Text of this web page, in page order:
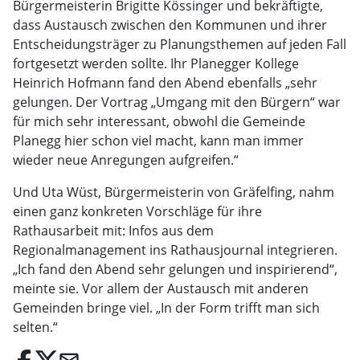
Bürgermeisterin Brigitte Kössinger und bekräftigte,
dass Austausch zwischen den Kommunen und ihrer
Entscheidungsträger zu Planungsthemen auf jeden Fall
fortgesetzt werden sollte. Ihr Planegger Kollege
Heinrich Hofmann fand den Abend ebenfalls „sehr
gelungen. Der Vortrag „Umgang mit den Bürgern“ war
für mich sehr interessant, obwohl die Gemeinde
Planegg hier schon viel macht, kann man immer
wieder neue Anregungen aufgreifen.“
Und Uta Wüst, Bürgermeisterin von Gräfelfing, nahm
einen ganz konkreten Vorschläge für ihre
Rathausarbeit mit: Infos aus dem
Regionalmanagement ins Rathausjournal integrieren.
„Ich fand den Abend sehr gelungen und inspirierend“,
meinte sie. Vor allem der Austausch mit anderen
Gemeinden bringe viel. „In der Form trifft man sich
selten.“